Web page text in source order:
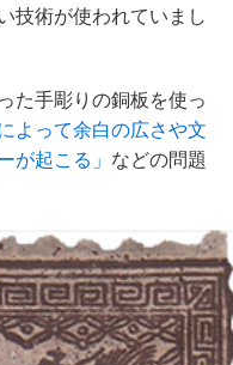
技術が使われていまし
た手彫りの銅板を使っ
によって余白の広さや文
が起こる」 などの問題